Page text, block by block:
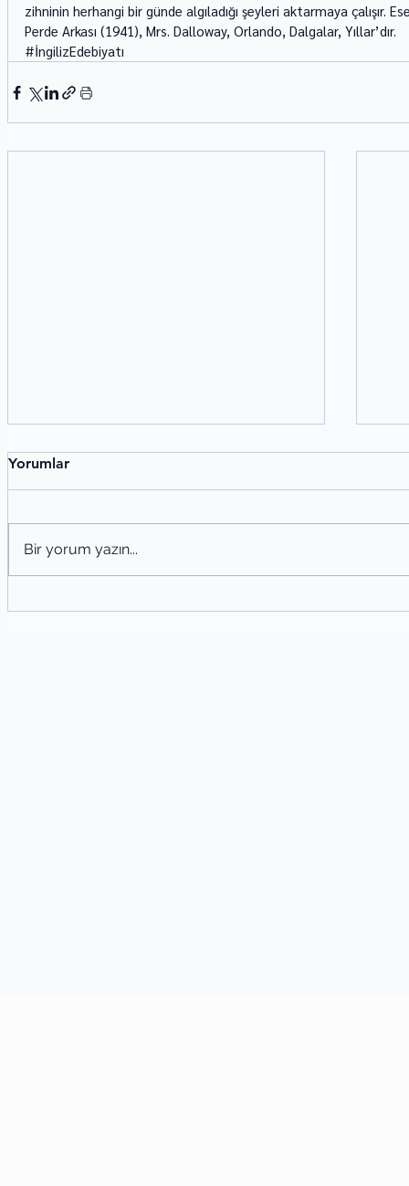
zihninin herhangi bir günde algıladığı şeyleri aktarmaya çalışır.
Perde Arkası (1941), Mrs. Dalloway, Orlando, Dalgalar, Yıllar’dır.
#İngilizEdebiyatı
Yorumlar
Bir yorum yazın...